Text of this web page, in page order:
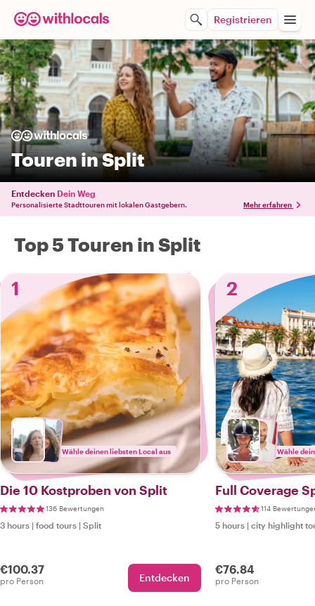
Registrieren
Touren in Split
Entdecken Dein Weg
Personalisierte Stadttouren mit lokalen Gastgebern. Mehr erfahren
Top 5 Touren in Split
1
Wähle deinen liebsten Local aus
Die 10 Kostproben von Split
136 Bewertungen
3 hours | food tours | Split
€100.37
pro Person Entdecken
2
Wähle
Full Coverage
114
5 hours | city highlight
€76.84
pro Person